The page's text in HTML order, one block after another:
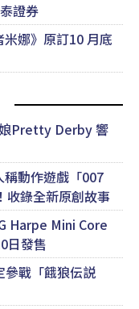
證券
米娜》原訂10 月底
Pretty Derby 響
動作遊戲「007
錄全新原創故事
Harpe Mini Core
日發售
參戰「餓狼伝説